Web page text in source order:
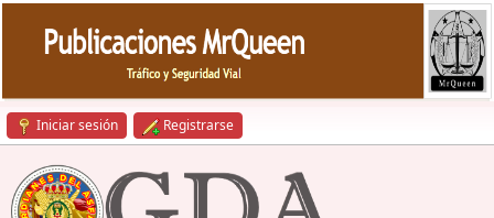
Iniciar sesión Registrarse